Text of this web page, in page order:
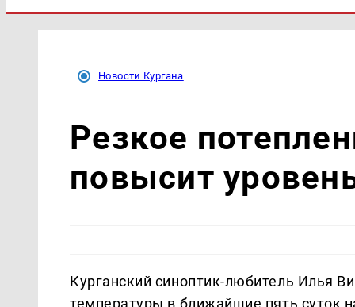
Новости Кургана
Резкое
повысит
Курганский синоптик-любитель Илья
температуры в ближайшие пять суток